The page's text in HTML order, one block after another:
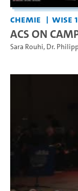
Chemie WiSe
ACS ON
Sara Rouhi, Dr.